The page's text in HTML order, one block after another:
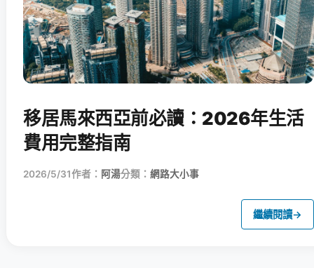
移居馬來西亞前必讀：2026年生活
費用完整指南
2026/5/31作者： 阿湯分類： 網路大小事
繼續閱讀→